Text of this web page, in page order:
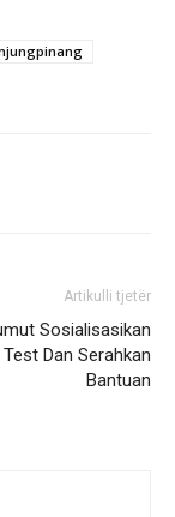
Artikulli tjetër
Sosialisasikan
Test Dan Serahkan
Bantuan